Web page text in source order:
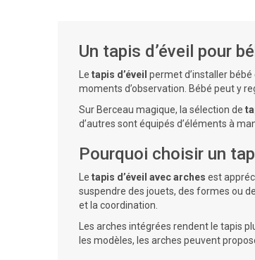
Un tapis d’éveil pour
Le tapis d’éveil permet d’installer
moments d’observation. Bébé peut y
Sur Berceau magique, la sélection de
d’autres sont équipés d’éléments à
Pourquoi choisir un
Le tapis d’éveil avec arches est
suspendre des jouets, des formes ou
et la coordination.
Les arches intégrées rendent le tapis
les modèles, les arches peuvent